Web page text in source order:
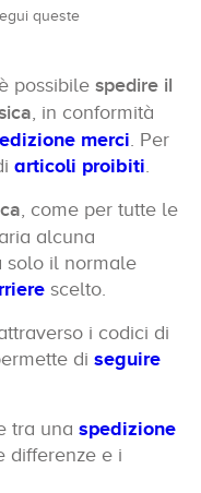
queste
possibile spedire il
, in conformità
merci. Per
articoli proibiti.
, come per tutte le
alcuna
solo il normale
scelto.
i codici di
di seguire
tra una spedizione
differenze e i